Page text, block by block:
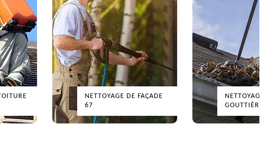
NETTOYAGE DE FAÇADE
67
NETTOYAGE
GOUTTIÈRES